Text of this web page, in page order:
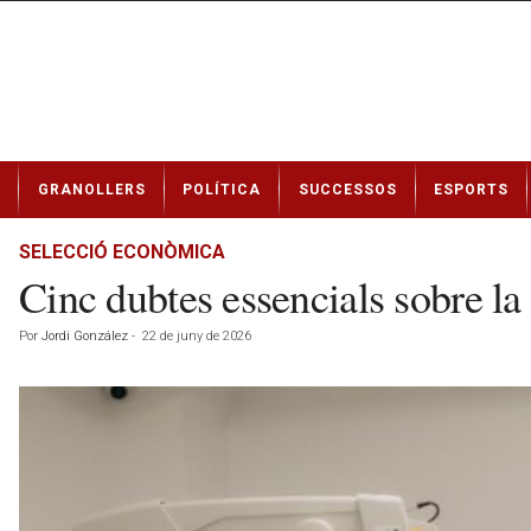
t
GRANOLLERS POLÍTICA SUCCESSOS ESPORTS
SELECCIÓ ECONÒMICA
Cinc dubtes essencials sobre
Por Jordi González - 22 de juny de 2026